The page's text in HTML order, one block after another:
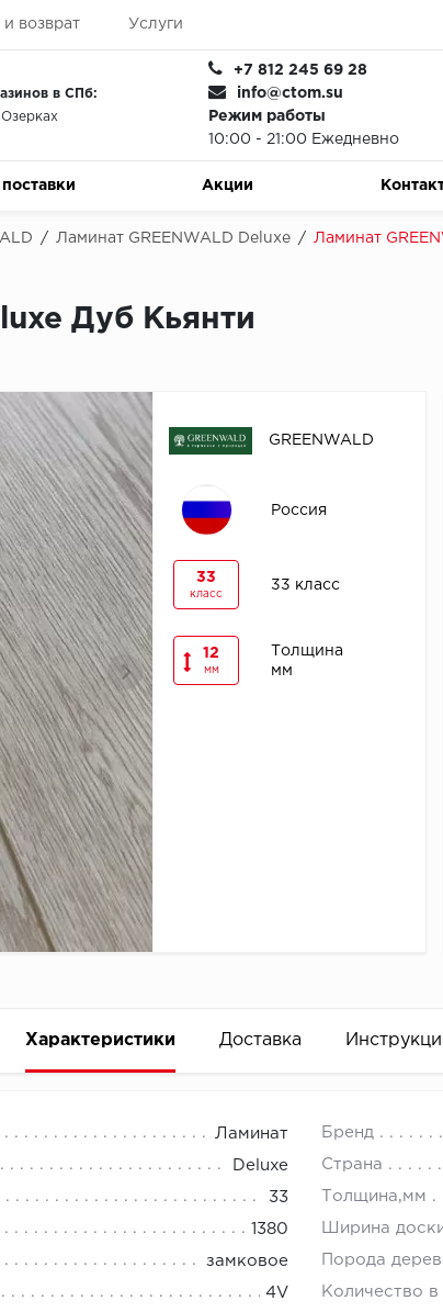
и возврат Услуги
в СПб:
+7 812 245 69 28
info@ctom.su
Режим работы
10:00 - 21:00 Ежедневно
Акции
/ Ламинат GREENWALD Deluxe / Ламинат
Дуб Кьянти
GREENWALD
Россия
33
класс
33 класс
12
мм
Толщина
мм
Характеристики Доставка
Ламинат Бренд
Deluxe Страна
33 Толщина,мм
1380 Ширина
замковое Порода
4V Количество в